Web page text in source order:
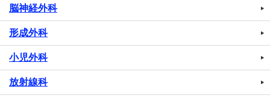
脳神経外科
形成外科
小児外科
放射線科